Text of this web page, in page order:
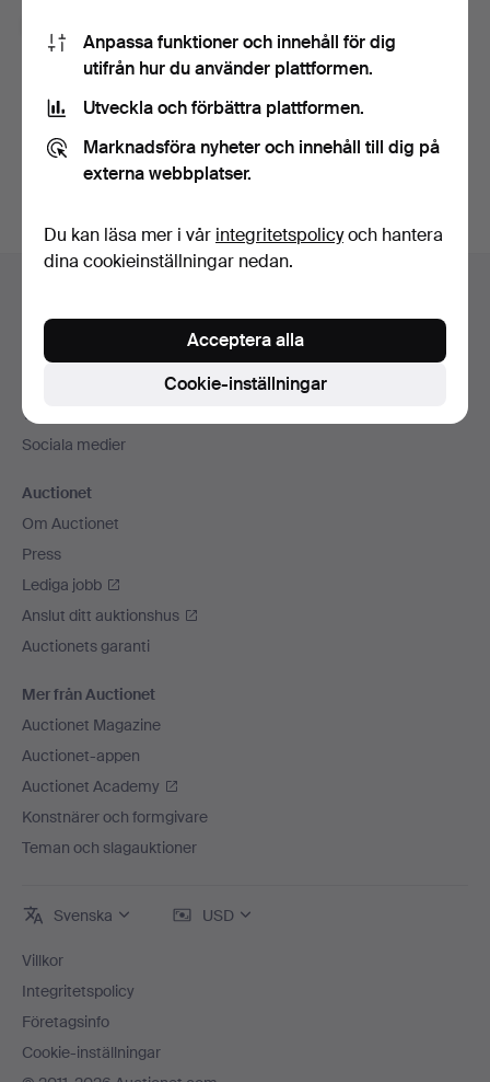
användarvillkoren,köpvillkoren samt bekräftar att jag
har tagit del avintegritetspolicyn.
Skapa konto
Sidfotsnavigation
Kontakta support
Alla auktionshus
Vi skickar med
Sociala medier
Auctionet
Om Auctionet
Press
Lediga jobb
Anslut ditt auktionshus
Auctionets garanti
Mer från Auctionet
Auctionet Magazine
Auctionet-appen
Auctionet Academy
Konstnärer och formgivare
Teman och slagauktioner
Svenska USD
Villkor
Integritetspolicy
Företagsinfo
Cookie-inställningar
Anpassa funktioner och innehåll för dig
utifrån hur du använder plattformen.
Utveckla och förbättra plattformen.
Marknadsföra nyheter och innehåll till dig på
externa webbplatser.
Du kan läsa mer i vår integritetspolicyoch hantera
dina cookieinställningar nedan.
Cookie-inställningar
Acceptera alla